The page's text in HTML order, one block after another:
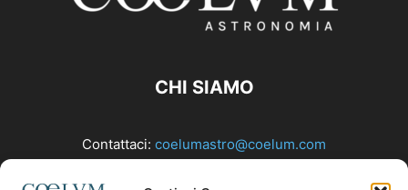
CHI SIAMO
Contattaci: coelumastro@coelum.com